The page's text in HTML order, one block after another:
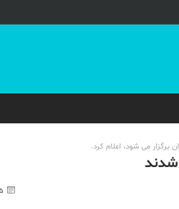
برگزار می شود، اعلام کرد.
شدند
۲۵